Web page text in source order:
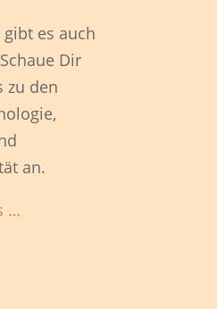
es auch
Schaue Dir
zu den
an.
…